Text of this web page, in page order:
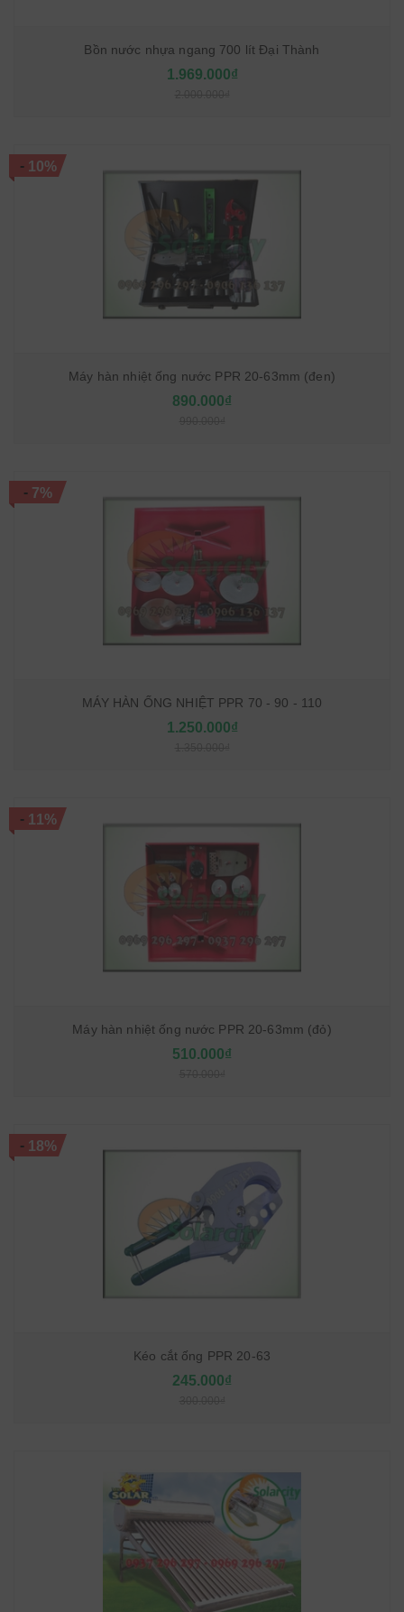
Bồn nước nhựa ngang 700 lít Đại Thành
1.969.000₫
-10%
Máy hàn nhiệt ống nước PPR 20-63mm (đen)
890.000₫
- 7%
MÁY HÀN ỐNG NHIỆT PPR 70 - 90 - 110
1.250.000₫
-11%
Máy hàn nhiệt ống nước PPR 20-63mm (đỏ)
510.000₫
-18%
Kéo cắt ống PPR 20-63
245.000₫